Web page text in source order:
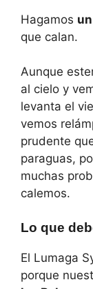
Hagamos
que calan.
Aunque
al cielo y
levanta el
vemos
prudente
paraguas,
muchas
calemos.
Lo que
El Lumaga
porque